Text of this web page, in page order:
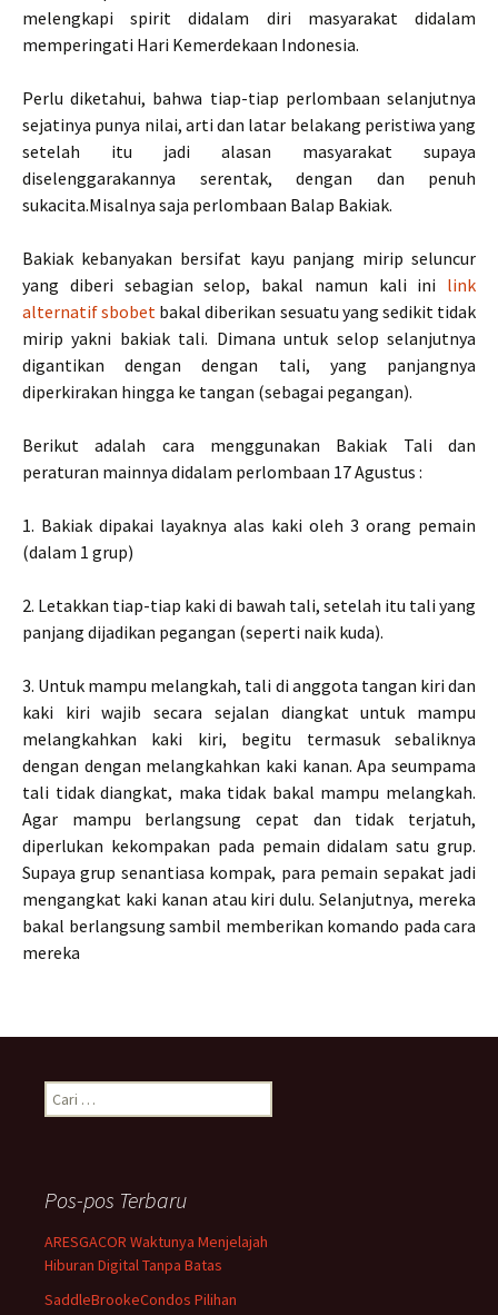
melengkapi spirit didalam diri masyarakat didalam
memperingati Hari Kemerdekaan Indonesia.
Perlu diketahui, bahwa tiap-tiap perlombaan selanjutnya
sejatinya punya nilai, arti dan latar belakang peristiwa yang
setelah itu jadi alasan masyarakat supaya
diselenggarakannya serentak, dengan dan penuh
sukacita.Misalnya saja perlombaan Balap Bakiak.
Bakiak kebanyakan bersifat kayu panjang mirip seluncur
yang diberi sebagian selop, bakal namun kali ini link
alternatif sbobet bakal diberikan sesuatu yang sedikit tidak
mirip yakni bakiak tali. Dimana untuk selop selanjutnya
digantikan dengan dengan tali, yang panjangnya
diperkirakan hingga ke tangan (sebagai pegangan).
Berikut adalah cara menggunakan Bakiak Tali dan
peraturan mainnya didalam perlombaan 17 Agustus :
1. Bakiak dipakai layaknya alas kaki oleh 3 orang pemain
(dalam 1 grup)
2. Letakkan tiap-tiap kaki di bawah tali, setelah itu tali yang
panjang dijadikan pegangan (seperti naik kuda).
3. Untuk mampu melangkah, tali di anggota tangan kiri dan
kaki kiri wajib secara sejalan diangkat untuk mampu
melangkahkan kaki kiri, begitu termasuk sebaliknya
dengan dengan melangkahkan kaki kanan. Apa seumpama
tali tidak diangkat, maka tidak bakal mampu melangkah.
Agar mampu berlangsung cepat dan tidak terjatuh,
diperlukan kekompakan pada pemain didalam satu grup.
Supaya grup senantiasa kompak, para pemain sepakat jadi
mengangkat kaki kanan atau kiri dulu. Selanjutnya, mereka
bakal berlangsung sambil memberikan komando pada cara
mereka
Cari
untuk:
Pos-pos Terbaru
ARESGACOR Waktunya Menjelajah
Hiburan Digital Tanpa Batas
SaddleBrookeCondos Pilihan